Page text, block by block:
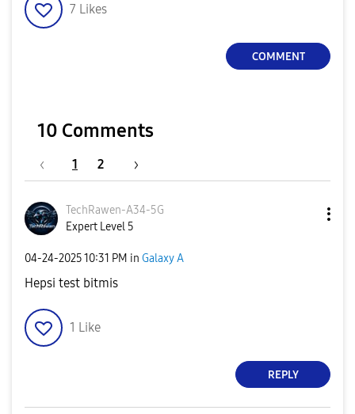
7 Likes
COMMENT
10 Comments
1 2
TechRawen-A34-5G
Expert Level 5
‎04-24-202510:31 PM in Galaxy A
Hepsi test bitmis
1 Like
REPLY